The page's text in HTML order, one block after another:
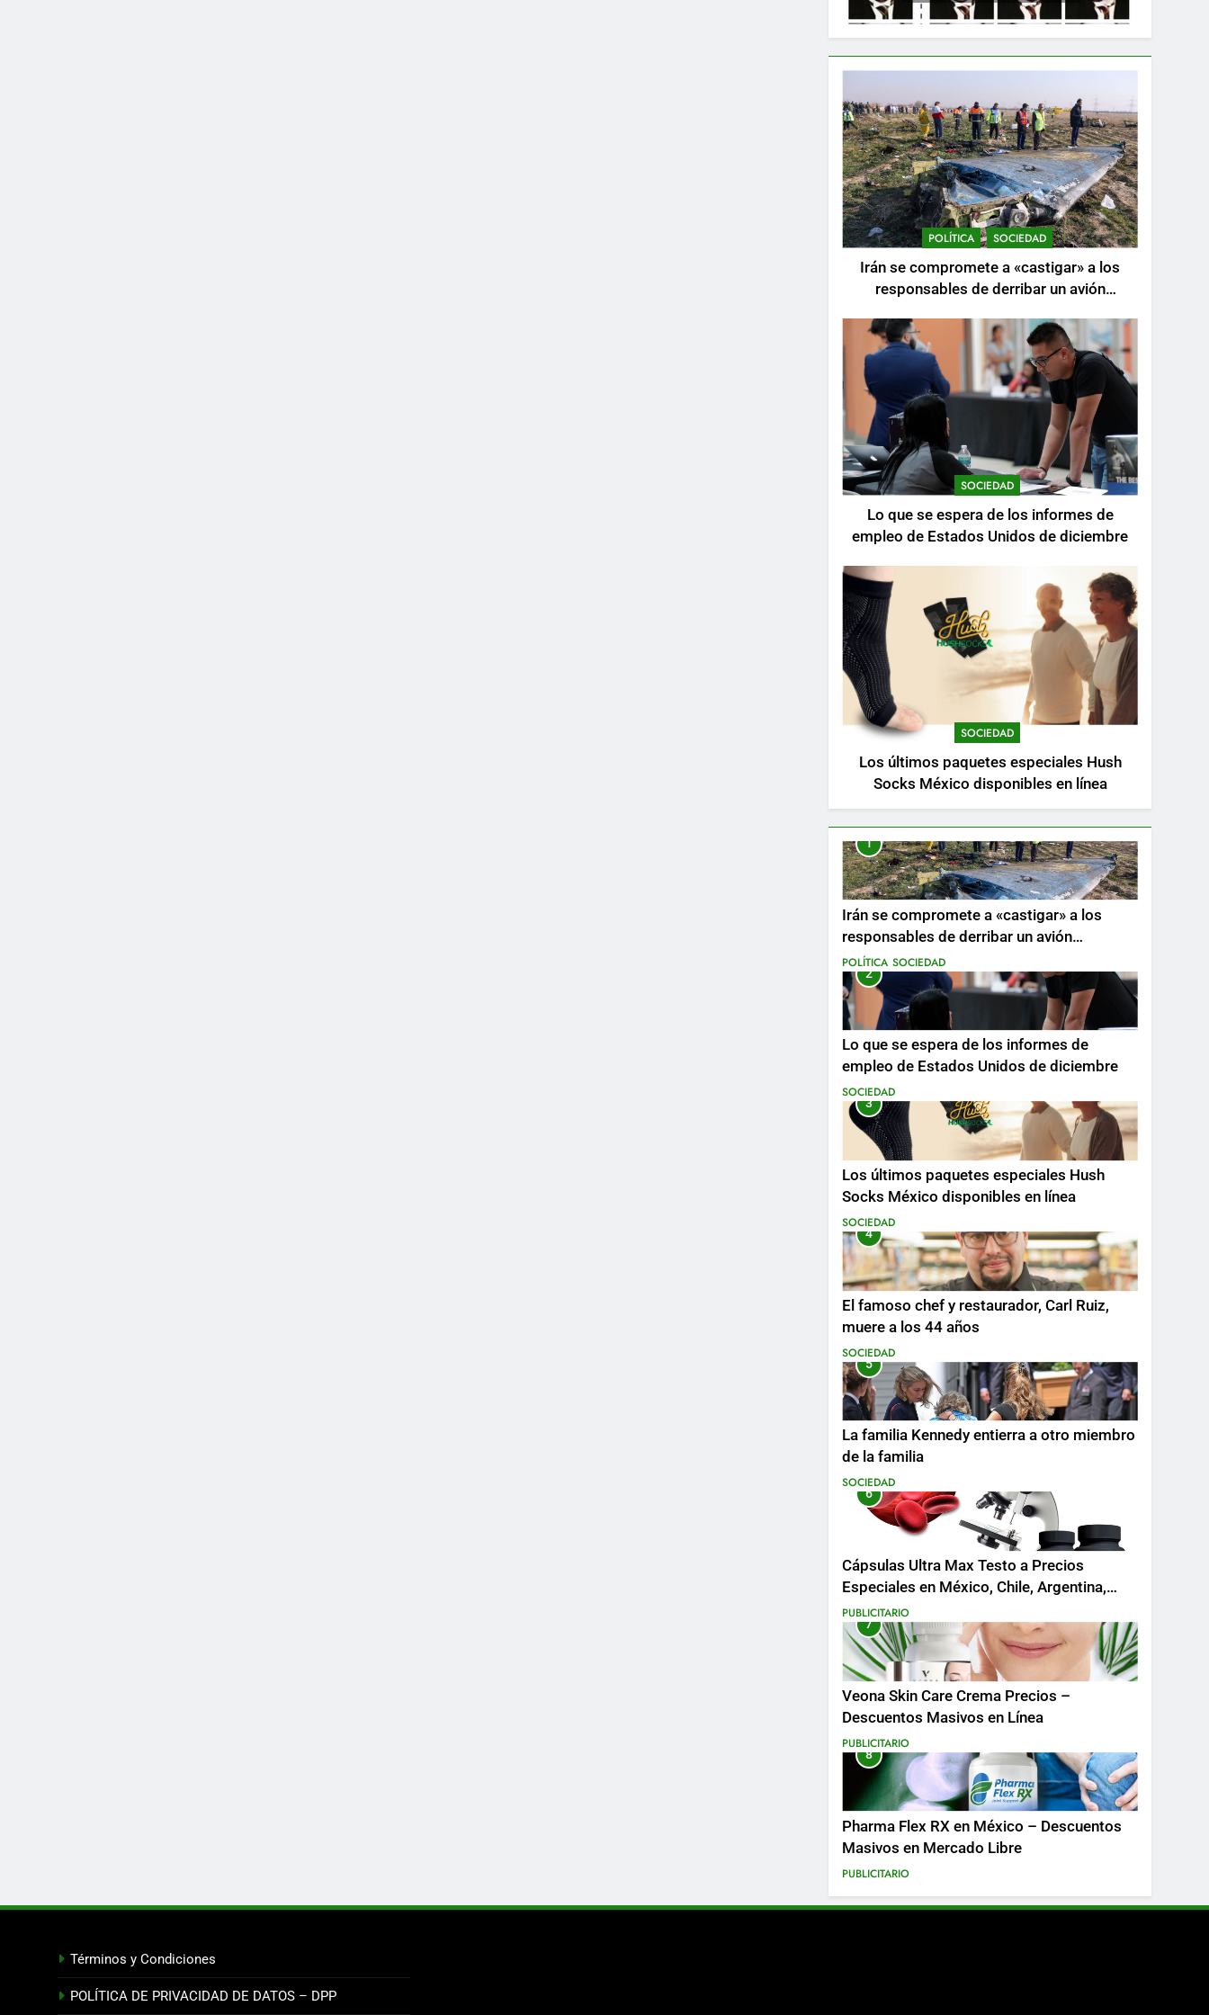
POLÍTICA SOCIEDAD
Irán se compromete a «castigar» a los
responsables de derribar un avión
SOCIEDAD
Lo que se espera de los informes de
empleo de Estados Unidos de diciembre
SOCIEDAD
Los últimos paquetes especiales Hush
Socks México disponibles en línea
1
Irán se compromete a «castigar» a los
responsables de derribar un avión
ucraniano mientras se realizan arrestos
POLÍTICA SOCIEDAD
2
Lo que se espera de los informes de
empleo de Estados Unidos de diciembre
SOCIEDAD
3
Los últimos paquetes especiales Hush
Socks México disponibles en línea
SOCIEDAD
4
El famoso chef y restaurador, Carl Ruiz,
muere a los 44 años
SOCIEDAD
5
La familia Kennedy entierra a otro miembro
de la familia
SOCIEDAD
6
Cápsulas Ultra Max Testo a Precios
Especiales en México, Chile, Argentina,
Colombia, Perú , Ecuador, Costa Rica y
Más
PUBLICITARIO
7
Veona Skin Care Crema Precios –
Descuentos Masivos en Línea
PUBLICITARIO
8
Pharma Flex RX en México – Descuentos
Masivos en Mercado Libre
PUBLICITARIO
Términos y Condiciones
POLÍTICA DE PRIVACIDAD DE DATOS – DPP